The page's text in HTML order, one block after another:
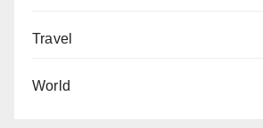
Travel
World